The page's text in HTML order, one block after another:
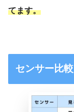
てます。
センサー比較